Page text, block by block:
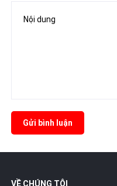
Gửi bình luận
VỀ CHÚNG TÔI